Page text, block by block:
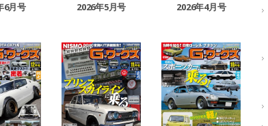
6月号 2026年5月号 2026年4月号